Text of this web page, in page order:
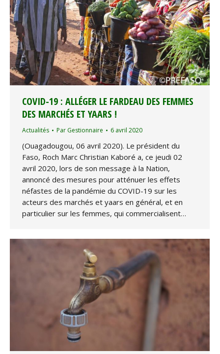
COVID-19 : ALLÉGER LE FARDEAU DES FEMMES
DES MARCHÉS ET YAARS !
Actualités Par Gestionnaire 6 avril 2020
(Ouagadougou, 06 avril 2020). Le président du
Faso, Roch Marc Christian Kaboré a, ce jeudi 02
avril 2020, lors de son message à la Nation,
annoncé des mesures pour atténuer les effets
néfastes de la pandémie du COVID-19 sur les
acteurs des marchés et yaars en général, et en
particulier sur les femmes, qui commercialisent…